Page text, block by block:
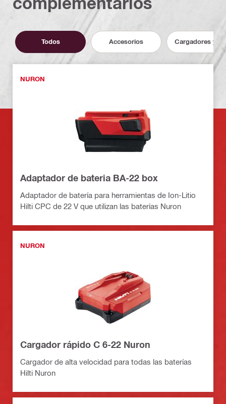
Todos Accesorios Cargadores y
NURON
Adaptador de bateria BA-22 box
Adaptador de batería para herramientas de Ion-Litio
Hilti CPC de 22 V que utilizan las baterías Nuron
NURON
Cargador rápido C 6-22 Nuron
Cargador de alta velocidad para todas las baterías
Hilti Nuron